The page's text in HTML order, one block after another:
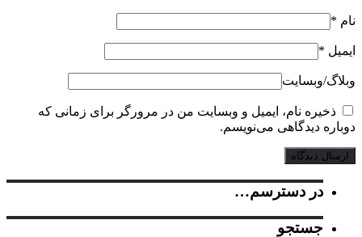
*
‌وبسایت
نام، ایمیل و وبسایت من در مرورگر برای زمانی که
دیدگاهی می‌نویسم.
در دسترسم…
جستجو